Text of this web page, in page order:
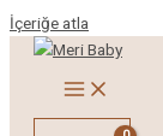
İçeriğe atla